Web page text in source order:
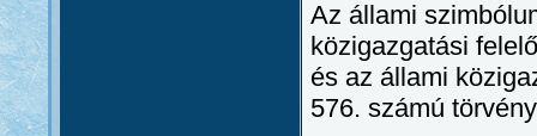
Az állami
közigazgatási
és az állami
576. számú